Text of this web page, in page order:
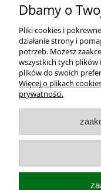
Twoja opinia:
Dbamy o
Pliki cookies i
działanie strony i
potrzeb. Możesz
wszystkich tych plików
plików do swoich
Więcej o plikach
prywatności.